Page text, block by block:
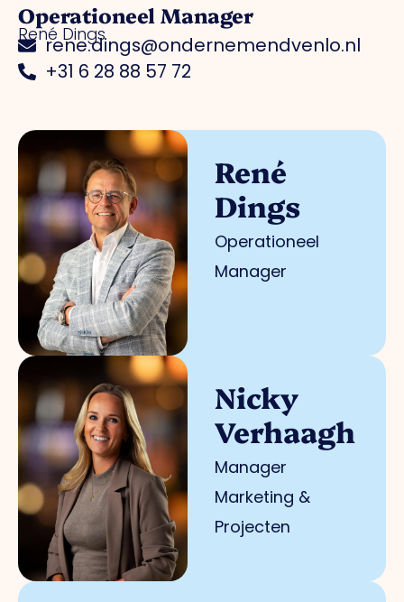
Operationeel Manager
René Dings
rene.dings@ondernemendvenlo.nl
+31 6 28 88 57 72
René
Dings
Operationeel
Manager
Nicky
Verhaagh
Manager
Marketing &
Projecten